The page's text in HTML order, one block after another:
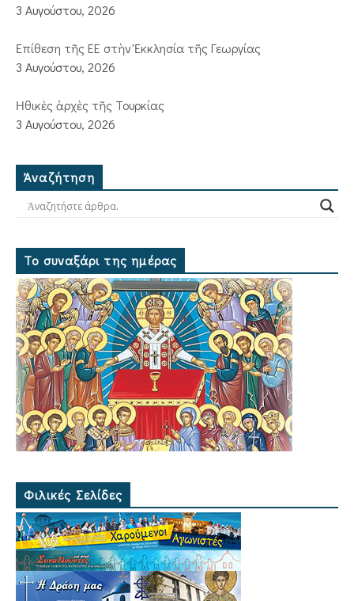
3 Αυγούστου, 2026
Ἐπίθεση τῆς ΕΕ στὴν Ἐκκλησία τῆς Γεωργίας
3 Αυγούστου, 2026
Ἠθικὲς ἀρχὲς τῆς Τουρκίας
3 Αυγούστου, 2026
Ἀναζήτηση
Το συναξάρι της ημέρας
Φιλικές Σελίδες